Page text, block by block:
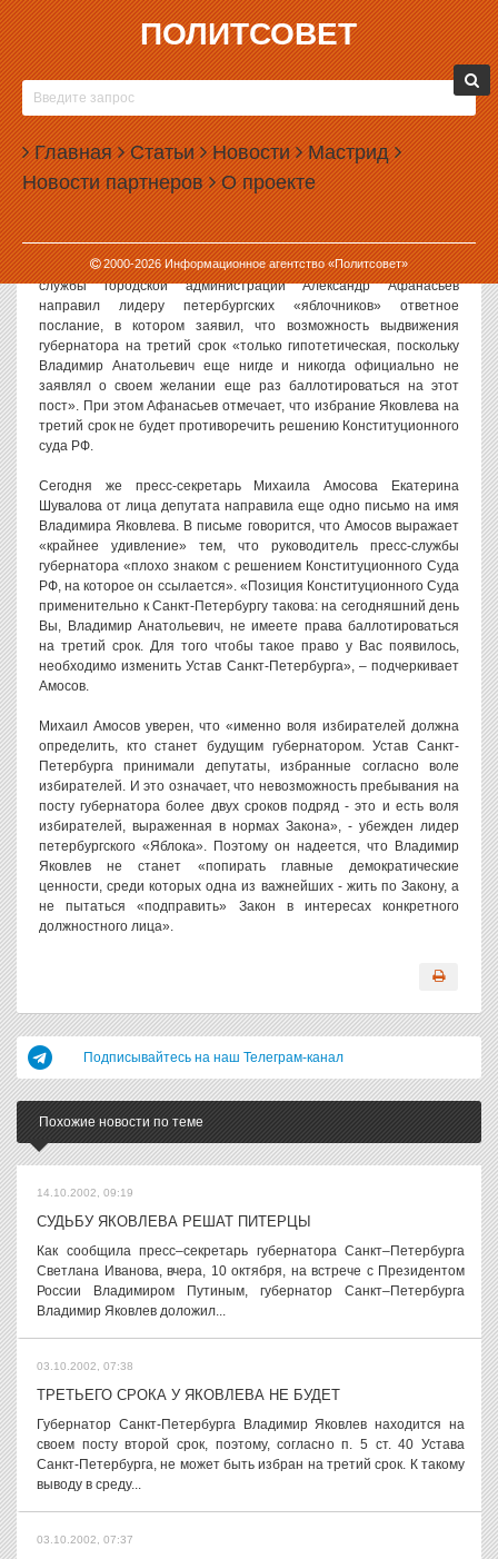
ПОЛИТСОВЕТ
Главная Статьи Новости Мастрид
Новости партнеров О проекте
2000-2026Информационное агентство «Политсовет»
01.10.2002, 09:57
ЯКВОЛЕВ – НЕДЕМОКРАТИЧНЫЙ КАНДИДАТ?
ЕслиВладимир Яковлевбудет участвовать в выборах
губернатора Санкт-Петербурга, они вряд ли будут
демократическими, считаетМихаил Амосов
Напомним, что 20 сентября Амосов направил открытое письмо
губернатору Санкт-Петербурга, призывая его отказаться от
«идеи третьего срока». В понедельник руководитель пресс-
службы городской администрации Александр Афанасьев
направил лидеру петербургских «яблочников» ответное
послание, в котором заявил, что возможность выдвижения
губернатора на третий срок «только гипотетическая, поскольку
Владимир Анатольевич еще нигде и никогда официально не
заявлял о своем желании еще раз баллотироваться на этот
пост». При этом Афанасьев отмечает, что избрание Яковлева на
третий срок не будет противоречить решению Конституционного
суда РФ.
Сегодня же пресс-секретарь Михаила Амосова Екатерина
Шувалова от лица депутата направила еще одно письмо на имя
Владимира Яковлева. В письме говорится, что Амосов выражает
«крайнее удивление» тем, что руководитель пресс-службы
губернатора «плохо знаком с решением Конституционного Суда
РФ, на которое он ссылается». «Позиция Конституционного Суда
применительно к Санкт-Петербургу такова: на сегодняшний день
Вы, Владимир Анатольевич, не имеете права баллотироваться
на третий срок. Для того чтобы такое право у Вас появилось,
необходимо изменить Устав Санкт-Петербурга», – подчеркивает
Амосов.
Михаил Амосов уверен, что «именно воля избирателей должна
определить, кто станет будущим губернатором. Устав Санкт-
Петербурга принимали депутаты, избранные согласно воле
избирателей. И это означает, что невозможность пребывания на
посту губернатора более двух сроков подряд - это и есть воля
избирателей, выраженная в нормах Закона», - убежден лидер
петербургского «Яблока». Поэтому он надеется, что Владимир
Яковлев не станет «попирать главные демократические
ценности, среди которых одна из важнейших - жить по Закону, а
не пытаться «подправить» Закон в интересах конкретного
должностного лица».
Подписывайтесь на наш Телеграм-канал
Похожие новости по теме
14.10.2002, 09:19
СУДЬБУ ЯКОВЛЕВА РЕШАТ ПИТЕРЦЫ
Как сообщила пресс–секретарь губернатора Санкт–Петербурга
Светлана Иванова, вчера, 10 октября, на встрече с Президентом
России Владимиром Путиным, губернатор Санкт–Петербурга
Владимир Яковлев доложил...
03.10.2002, 07:38
ТРЕТЬЕГО СРОКА У ЯКОВЛЕВА НЕ БУДЕТ
Губернатор Санкт-Петербурга Владимир Яковлев находится на
своем посту второй срок, поэтому, согласно п. 5 ст. 40 Устава
Санкт-Петербурга, не может быть избран на третий срок. К такому
выводу в среду...
03.10.2002, 07:37